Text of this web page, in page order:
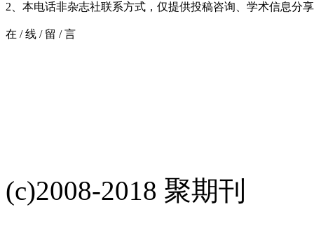
2、本电话非杂志社联系方式，仅提供投稿咨询、学术信息分
在 /线 / 留 /言
(c)2008-2018 聚期刊